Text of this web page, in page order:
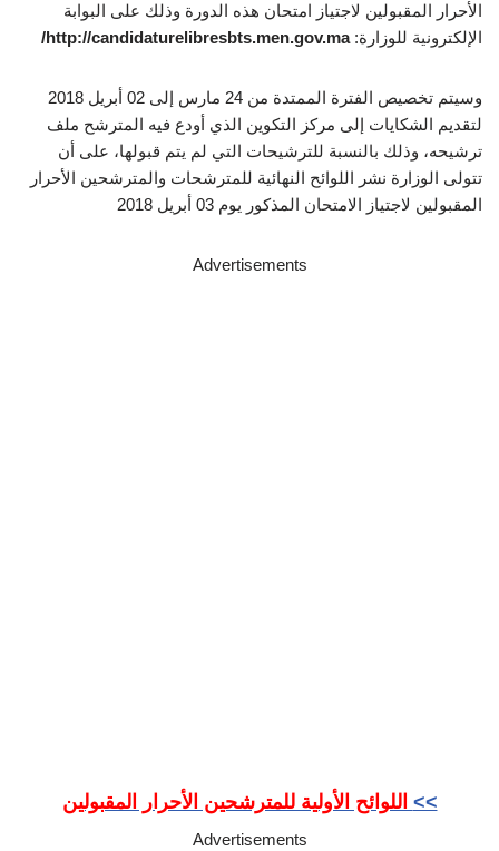
الأحرار المقبولين لاجتياز امتحان هذه الدورة وذلك على البوابة
الإلكترونية للوزارة:http://candidaturelibresbts.men.gov.ma/
وسيتم تخصيص الفترة الممتدة من 24 مارس إلى 02 أبريل 2018
لتقديم الشكايات إلى مركز التكوين الذي أودع فيه المترشح ملف
ترشيحه، وذلك بالنسبة للترشيحات التي لم يتم قبولها، على أن
تتولى الوزارة نشر اللوائح النهائية للمترشحات والمترشحين الأحرار
المقبولين لاجتياز الامتحان المذكور يوم 03 أبريل 2018
Advertisements
>> اللوائح الأولية للمترشحين الأحرار المقبولين
Advertisements